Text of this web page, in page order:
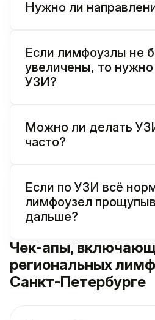
Нужно ли
Если лимфоузлы не
увеличены, то
УЗИ?
Можно ли делать
часто?
Если по УЗИ всё
лимфоузел
дальше?
Чек-апы,
региональных
Санкт-Петербурге